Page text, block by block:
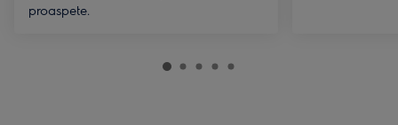
proaspete.